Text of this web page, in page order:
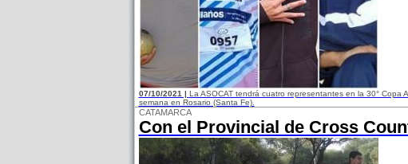
07/10/2021 | La ASOCAT tendrá cuatro representantes en la 30°
semana en Rosario (Santa Fe).
CATAMARCA
Con el Provincial de Cross